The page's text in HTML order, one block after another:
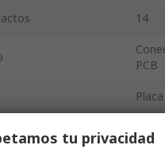
14
PCB
2
tu privacidad